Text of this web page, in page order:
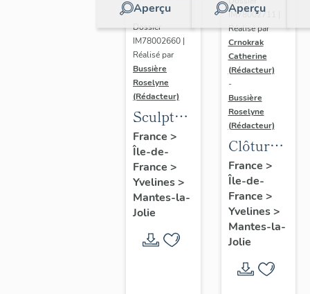
Aperçu
Dossier
IM78002660 |
Réalisé par
Bussière
Roselyne
(Rédacteur)
Sculpture
: la
Ronde
France >
Île-de-
France >
Yvelines>
Mantes-la-
Jolie
Aperçu
IM78002711 |
Réalisé par
Crnokrak
Catherine
(Rédacteur)
-
Bussière
Roselyne
(Rédacteur)
Clôture
de
chœur
France >
Île-de-
France >
Yvelines>
Mantes-la-
Jolie